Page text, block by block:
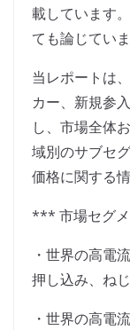
載しています
ても論じていま
当レポートは
カー、新規参
し、市場全体
域別のサブセ
価格に関する
*** 市場セグ
・世界の高電
押し込み、ね
・世界の高電